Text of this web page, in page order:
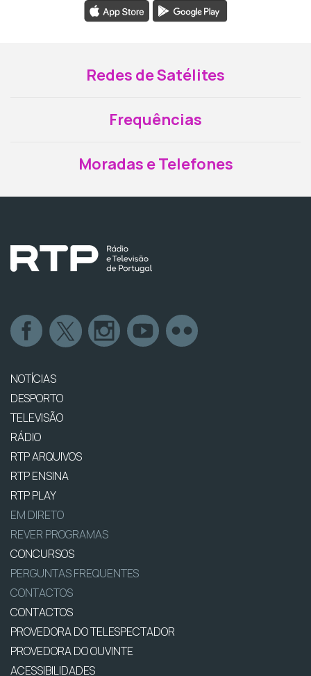
Redes de Satélites
Frequências
Moradas e Telefones
NOTÍCIAS
DESPORTO
TELEVISÃO
RÁDIO
RTP ARQUIVOS
RTP ENSINA
RTP PLAY
EM DIRETO
REVER PROGRAMAS
CONCURSOS
PERGUNTAS FREQUENTES
CONTACTOS
CONTACTOS
PROVEDORA DO TELESPECTADOR
PROVEDORA DO OUVINTE
ACESSIBILIDADES